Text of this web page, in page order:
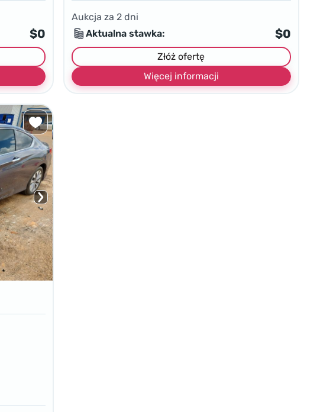
$0
Aukcja za 2dni
Aktualna stawka:
$0
Złóż ofertę
Więcej informacji